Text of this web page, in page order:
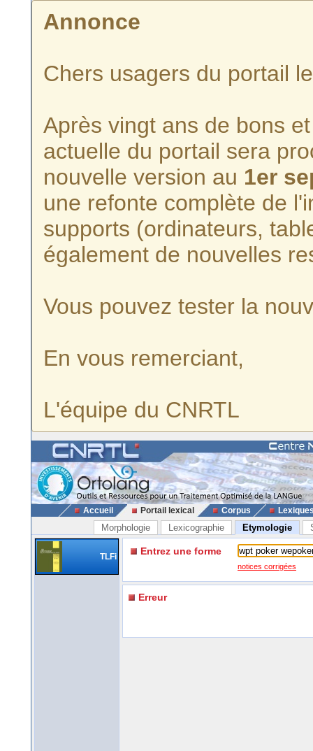
Annonce
Chers usagers du portail
Après vingt ans de bons
actuelle du portail sera
nouvelle version au 1er
une refonte complète de
supports (ordinateurs,
également de nouvelles
Vous pouvez tester la
En vous remerciant,
L'équipe du CNRTL
Accueil Portail lexical Corpus
Morphologie Lexicographie Etymologie
TLFi Entrez une forme
notices corrigées
Erreur